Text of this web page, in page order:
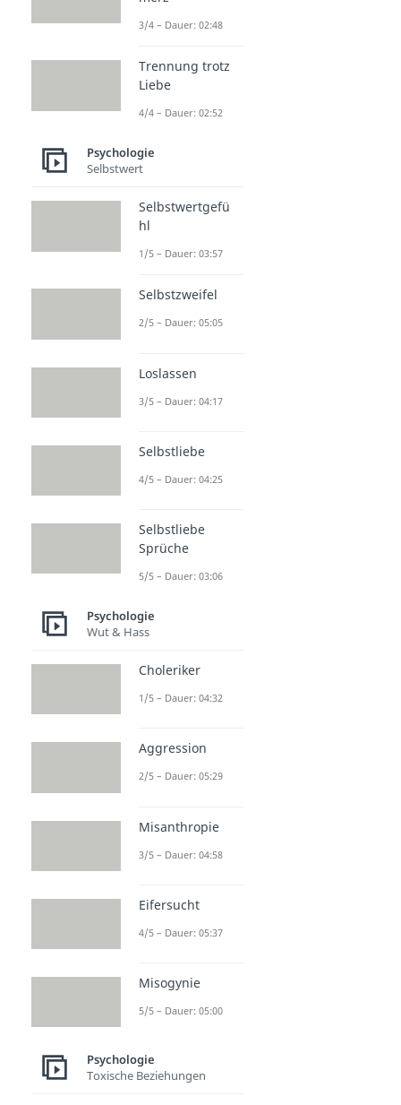
3/4 – Dauer: 02:48
Trennung trotz
Liebe
4/4 – Dauer: 02:52
Psychologie
Selbstwert
Selbstwertgefü
hl
1/5 – Dauer: 03:57
Selbstzweifel
2/5 – Dauer: 05:05
Loslassen
3/5 – Dauer: 04:17
Selbstliebe
4/5 – Dauer: 04:25
Selbstliebe
Sprüche
5/5 – Dauer: 03:06
Psychologie
Wut & Hass
Choleriker
1/5 – Dauer: 04:32
Aggression
2/5 – Dauer: 05:29
Misanthropie
3/5 – Dauer: 04:58
Eifersucht
4/5 – Dauer: 05:37
Misogynie
5/5 – Dauer: 05:00
Psychologie
Toxische Beziehungen